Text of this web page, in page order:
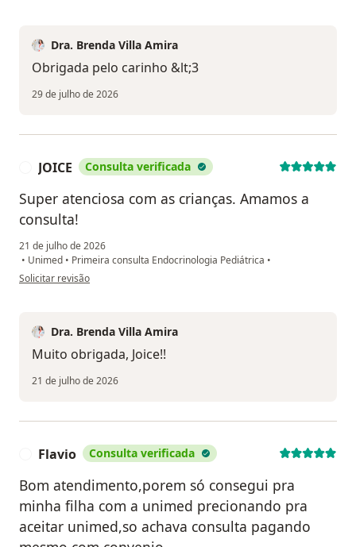
Dra. Brenda Villa Amira
Obrigada pelo carinho &lt;3
29 de julho de 2026
JOICE Consulta verificada
Super atenciosa com as crianças. Amamos a
consulta!
21 de julho de 2026
• Unimed • Primeira consulta Endocrinologia Pediátrica •
na opinião do utilizador JOICE
Solicitar revisão
Dra. Brenda Villa Amira
Muito obrigada, Joice!!
21 de julho de 2026
Flavio Consulta verificada
Bom atendimento,porem só consegui pra
minha filha com a unimed precionando pra
aceitar unimed,so achava consulta pagando